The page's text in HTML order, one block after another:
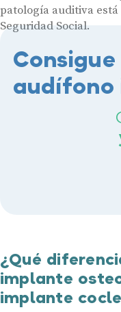
patología auditiva
Seguridad Social.
¿Qué
implante
implante
Hasta un
Nombre
Acepto recibir
Acepto la cesión de